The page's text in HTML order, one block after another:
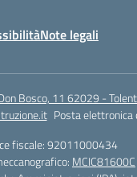
Note legali
Bosco, 11 62029 -
Posta elettronica
fiscale: 92011000434
MCIC81600C